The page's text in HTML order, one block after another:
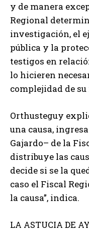
y de manera
Regional
investigación, el
pública y la
testigos en
lo hicieren
complejidad de
Orthusteguy
una causa,
Gajardo– de la
distribuye las
decide si se la
caso el Fiscal
la causa”, indica.
LA ASTUCIA DE